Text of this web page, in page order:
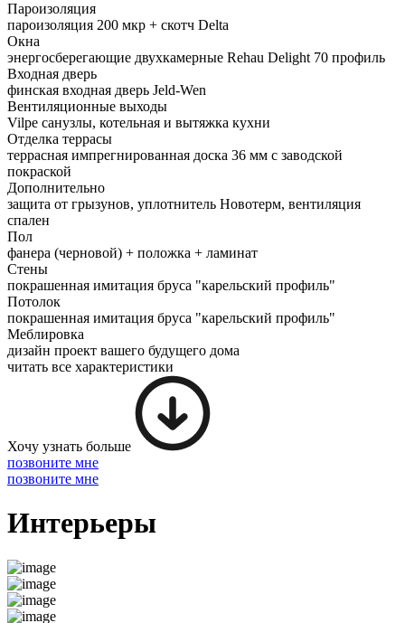
Пароизоляция
пароизоляция 200 мкр + скотч Delta
Окна
энергосберегающие двухкамерные Rehau Delight 70 профиль
Входная дверь
финская входная дверь Jeld-Wen
Вентиляционные выходы
Vilpe санузлы, котельная и вытяжка кухни
Отделка террасы
террасная импрегнированная доска 36 мм с заводской
покраской
Дополнительно
защита от грызунов, уплотнитель Новотерм, вентиляция
спален
Пол
фанера (черновой) + положка + ламинат
Стены
покрашенная имитация бруса "карельский профиль"
Потолок
покрашенная имитация бруса "карельский профиль"
Меблировка
дизайн проект вашего будущего дома
читать все характеристики
Хочу узнать больше
позвоните мне
позвоните мне
Интерьеры